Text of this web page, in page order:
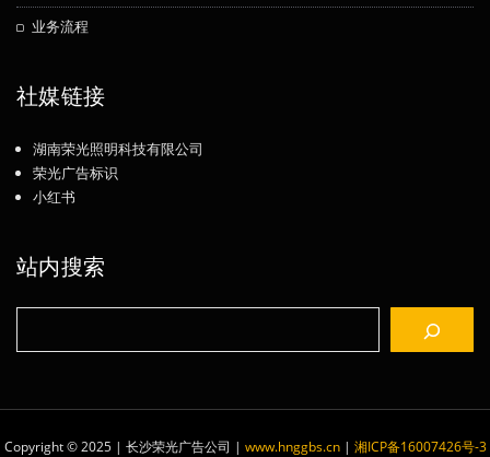
业务流程
社媒链接
湖南荣光照明科技有限公司
荣光广告标识
小红书
站内搜索
Copyright © 2025 | 长沙荣光广告公司 | www.hnggbs.cn| 湘ICP备16007426号-3